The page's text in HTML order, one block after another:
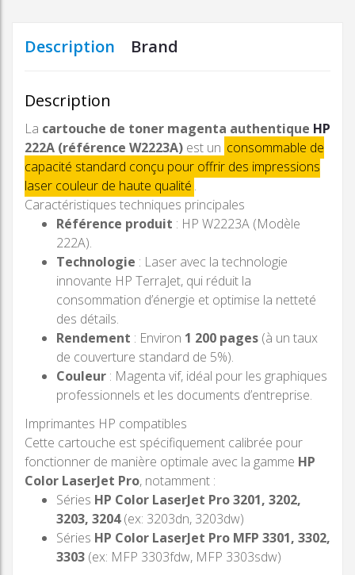
Description Brand
Description
La cartouche de toner magenta authentique HP
222A (référence W2223A) est un consommable de
capacité standard conçu pour offrir des impressions
laser couleur de haute qualité .
Caractéristiques techniques principales
Référence produit : HP W2223A (Modèle
222A).
Technologie : Laser avec la technologie
innovante HP TerraJet, qui réduit la
consommation d’énergie et optimise la netteté
des détails.
Rendement : Environ 1 200 pages (à un taux
de couverture standard de 5%).
Couleur : Magenta vif, idéal pour les graphiques
professionnels et les documents d’entreprise.
Imprimantes HP compatibles
Cette cartouche est spécifiquement calibrée pour
fonctionner de manière optimale avec la gamme HP
Color LaserJet Pro, notamment :
Séries HP Color LaserJet Pro 3201, 3202,
3203, 3204(ex: 3203dn, 3203dw)
Séries HP Color LaserJet Pro MFP 3301, 3302,
3303 (ex: MFP 3303fdw, MFP 3303sdw)